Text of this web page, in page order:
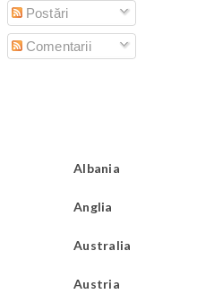
Postări
Comentarii
Albania
Anglia
Australia
Austria